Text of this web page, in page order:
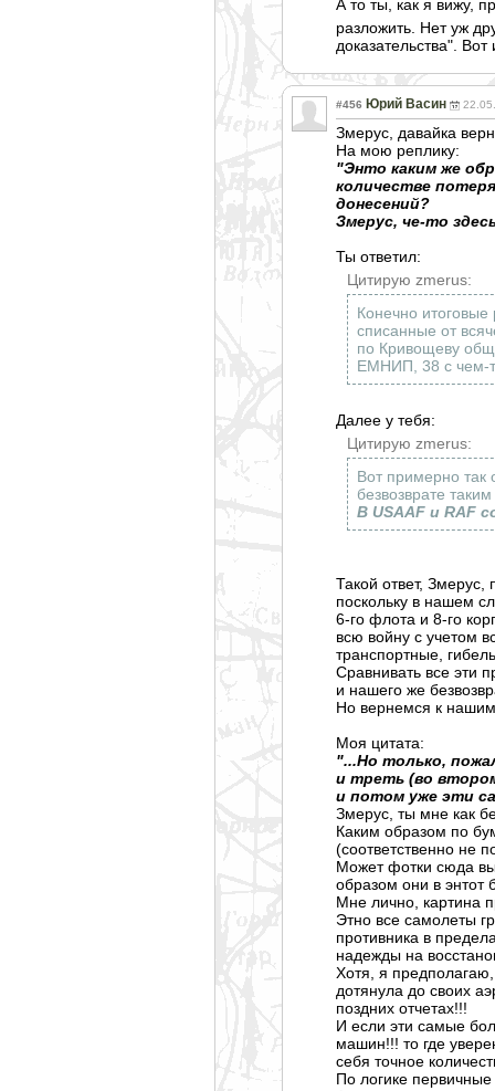
А то ты, как я вижу,
разложить. Нет уж
доказательства".
#456 Юрий Васин
Змерус, давайка
На мою реплику:
"Энто каким же
количестве
донесений?
Змерус, че-то
Ты ответил:
Цитирую zmerus:
Конечно
списанные от
по Кривощеву
ЕМНИП, 38 с чем-
Далее у тебя:
Цитирую zmerus:
Вот примерно
безвозврате
В USAAF и RAF
Такой ответ,
поскольку в нашем
6-го флота и 8-го
всю войну с учетом
транспортные,
Сравнивать все эти
и нашего же
Но вернемся к
Моя цитата:
"...Но только,
и треть (во
и потом уже эти
Змерус, ты мне как
Каким образом по
(соответственно не
Может фотки сюда
образом они в энтот
Мне лично, картина
Этно все самолеты
противника в
надежды на
Хотя, я предполагаю,
дотянула до своих
поздних отчетах!!!
И если эти самые
машин!!! то где
себя точное
По логике